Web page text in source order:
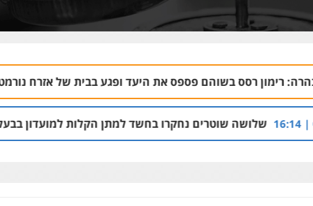
פספס את היעד ופגע בבית של אזרח נורמטיבי 06.08 | 22:21
נחקרו בחשד למתן הקלות למועדון בבעלות אחיו של